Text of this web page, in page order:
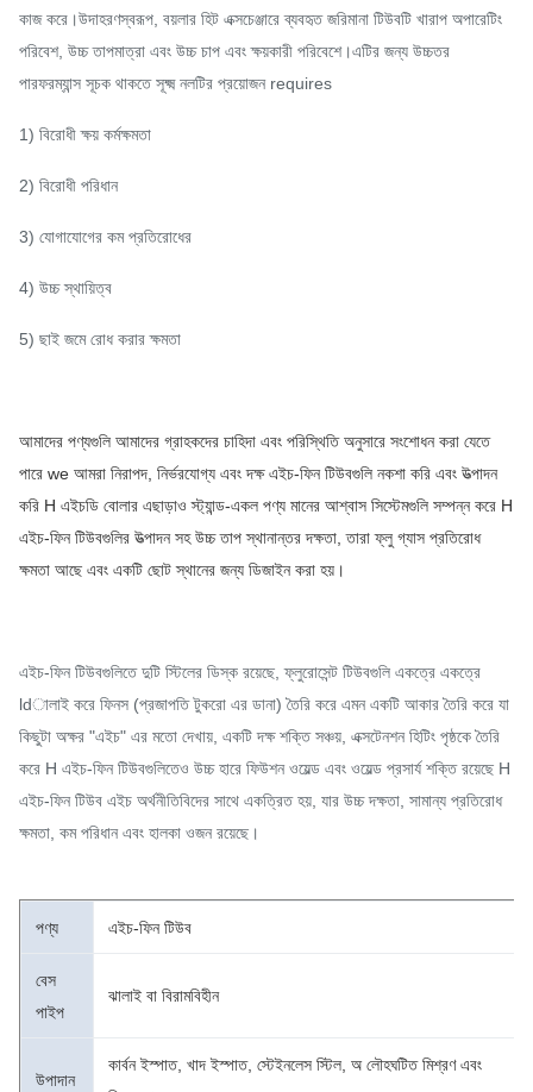
কাজ করে।উদাহরণস্বরূপ, বয়লার হিট এক্সচেঞ্জারে ব্যবহৃত জরিমানা টিউবটি খারাপ অপারেটিং
পরিবেশ, উচ্চ তাপমাত্রা এবং উচ্চ চাপ এবং ক্ষয়কারী পরিবেশে।এটির জন্য উচ্চতর
পারফরম্যান্স সূচক থাকতে সূক্ষ্ম নলটির প্রয়োজন requires
1) বিরোধী ক্ষয় কর্মক্ষমতা
2) বিরোধী পরিধান
3) যোগাযোগের কম প্রতিরোধের
4) উচ্চ স্থায়িত্ব
5) ছাই জমে রোধ করার ক্ষমতা
আমাদের পণ্যগুলি আমাদের গ্রাহকদের চাহিদা এবং পরিস্থিতি অনুসারে সংশোধন করা যেতে
পারে we আমরা নিরাপদ, নির্ভরযোগ্য এবং দক্ষ এইচ-ফিন টিউবগুলি নকশা করি এবং উত্পাদন
করি H এইচডি বোলার এছাড়াও স্ট্যান্ড-একল পণ্য মানের আশ্বাস সিস্টেমগুলি সম্পন্ন করে H
এইচ-ফিন টিউবগুলির উত্পাদন সহ উচ্চ তাপ স্থানান্তর দক্ষতা, তারা ফ্লু গ্যাস প্রতিরোধ
ক্ষমতা আছে এবং একটি ছোট স্থানের জন্য ডিজাইন করা হয়।
এইচ-ফিন টিউবগুলিতে দুটি স্টিলের ডিস্ক রয়েছে, ফ্লুরোসেন্ট টিউবগুলি একত্রে একত্রে
ldালাই করে ফিনস (প্রজাপতি টুকরো এর ডানা) তৈরি করে এমন একটি আকার তৈরি করে যা
কিছুটা অক্ষর "এইচ" এর মতো দেখায়, একটি দক্ষ শক্তি সঞ্চয়, এক্সটেনশন হিটিং পৃষ্ঠকে তৈরি
করে H এইচ-ফিন টিউবগুলিতেও উচ্চ হারে ফিউশন ওয়েল্ড এবং ওয়েল্ড প্রসার্য শক্তি রয়েছে H
এইচ-ফিন টিউব এইচ অর্থনীতিবিদের সাথে একত্রিত হয়, যার উচ্চ দক্ষতা, সামান্য প্রতিরোধ
ক্ষমতা, কম পরিধান এবং হালকা ওজন রয়েছে।
পণ্য এইচ-ফিন টিউব
বেস
পাইপ
ঝালাই বা বিরামবিহীন
উপাদান
কার্বন ইস্পাত, খাদ ইস্পাত, স্টেইনলেস স্টিল, অ লৌহঘটিত মিশ্রণ এবং